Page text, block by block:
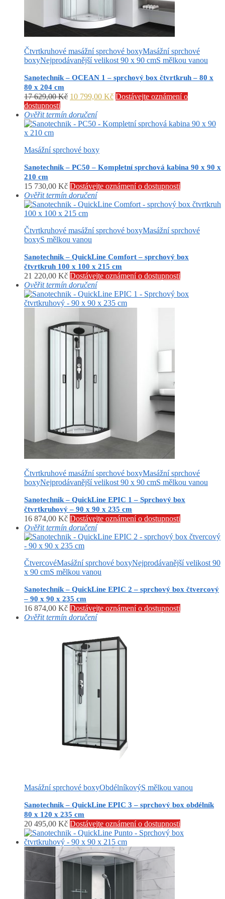
Čtvrtkruhové masážní sprchové boxyMasážní sprchové
boxyNejprodávanější velikost 90 x 90 cmS mělkou vanou
Sanotechnik – OCEAN 1 – sprchový box čtvrtkruh – 80 x
80 x 204 cm
17 629,00Kč Původní
byla:
17
10 799,00 KčAktuální
10
Dostávejte oznámení o
dostupnosti
Ověřit termín doručení
Masážní sprchové boxy
Sanotechnik – PC50 – Kompletní sprchová kabina 90 x 90 x
210 cm
15 730,00 Kč Dostávejte oznámení o dostupnosti
Ověřit termín doručení
Čtvrtkruhové masážní sprchové boxyMasážní sprchové
boxyS mělkou vanou
Sanotechnik – QuickLine Comfort – sprchový box
čtvrtkruh 100 x 100 x 215 cm
21 220,00 Kč Dostávejte oznámení o dostupnosti
Ověřit termín doručení
Čtvrtkruhové masážní sprchové boxyMasážní sprchové
boxyNejprodávanější velikost 90 x 90 cmS mělkou vanou
Sanotechnik – QuickLine EPIC 1 – Sprchový box
čtvrtkruhový – 90 x 90 x 235 cm
16 874,00 Kč Dostávejte oznámení o dostupnosti
Ověřit termín doručení
ČtvercovéMasážní sprchové boxyNejprodávanější velikost 90
x 90 cmS mělkou vanou
Sanotechnik – QuickLine EPIC 2 – sprchový box čtvercový
– 90 x 90 x 235 cm
16 874,00 Kč Dostávejte oznámení o dostupnosti
Ověřit termín doručení
Masážní sprchové boxyObdélníkovýS mělkou vanou
Sanotechnik – QuickLine EPIC 3 – sprchový box obdélník
80 x 120 x 235 cm
20 495,00 Kč Dostávejte oznámení o dostupnosti